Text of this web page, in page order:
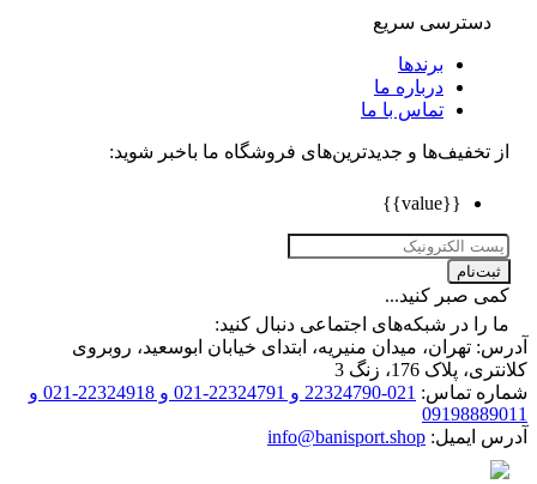
دسترسی سریع
برندها
درباره ما
تماس با ما
تخفیف‌ها و جدیدترین‌های فروشگاه ما باخبر شوید:
صبر کنید...
را در شبکه‌های اجتماعی دنبال کنید:
تهران، میدان منیریه، ابتدای خیابان ابوسعید، روبروی
پلاک 176، زنگ 3
تماس:
021-22324790 و 22324791-021 و 22324918-021 و
ایمیل: info@banisport.shop